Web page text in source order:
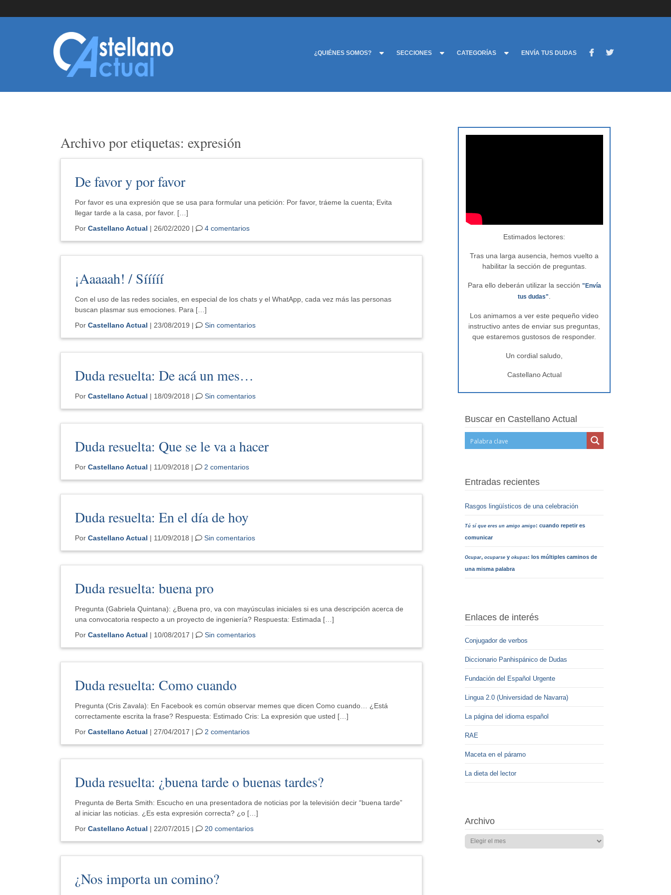
¿QUIÉNES SOMOS? SECCIONES CATEGORÍAS ENVÍA TUS DUDAS
Archivo por etiquetas: expresión
De favor y por favor
Por favor es una expresión que se usa para formular una petición: Por favor, tráeme la cuenta; Evita
llegar tarde a la casa, por favor. […]
Por Castellano Actual | 26/02/2020 | 4 comentarios
¡Aaaaah! / Sííííí
Con el uso de las redes sociales, en especial de los chats y el WhatApp, cada vez más las personas
buscan plasmar sus emociones. Para […]
Por Castellano Actual | 23/08/2019 | Sin comentarios
Duda resuelta: De acá un mes…
Por Castellano Actual | 18/09/2018 | Sin comentarios
Duda resuelta: Que se le va a hacer
Por Castellano Actual | 11/09/2018 | 2 comentarios
Duda resuelta: En el día de hoy
Por Castellano Actual | 11/09/2018 | Sin comentarios
Duda resuelta: buena pro
Pregunta (Gabriela Quintana): ¿Buena pro, va con mayúsculas iniciales si es una descripción acerca de
una convocatoria respecto a un proyecto de ingeniería? Respuesta: Estimada […]
Por Castellano Actual | 10/08/2017 | Sin comentarios
Duda resuelta: Como cuando
Pregunta (Cris Zavala): En Facebook es común observar memes que dicen Como cuando… ¿Está
correctamente escrita la frase? Respuesta: Estimado Cris: La expresión que usted […]
Por Castellano Actual | 27/04/2017 | 2 comentarios
Duda resuelta: ¿buena tarde o buenas tardes?
Pregunta de Berta Smith: Escucho en una presentadora de noticias por la televisión decir “buena tarde”
al iniciar las noticias. ¿Es esta expresión correcta? ¿o […]
Por Castellano Actual | 22/07/2015 | 20 comentarios
¿Nos importa un comino?
Estimados lectores:
Tras una larga ausencia, hemos vuelto a
habilitar la sección de preguntas.
Para ello deberán utilizar la sección "Envía
tus dudas"
Los animamos a ver este pequeño video
instructivo antes de enviar sus preguntas,
que estaremos gustosos de responder.
Un cordial saludo,
Castellano Actual
Buscar en Castellano Actual
Entradas recientes
Rasgos lingüísticos de una celebración
Tú sí que eres un amigo amigo: cuando repetir es
comunicar
Ocupar, ocuparsey okupas: los múltiples caminos de
una misma palabra
Enlaces de interés
Conjugador de verbos
Diccionario Panhispánico de Dudas
Fundación del Español Urgente
Lingua 2.0 (Universidad de Navarra)
La página del idioma español
RAE
Maceta en el páramo
La dieta del lector
Archivo